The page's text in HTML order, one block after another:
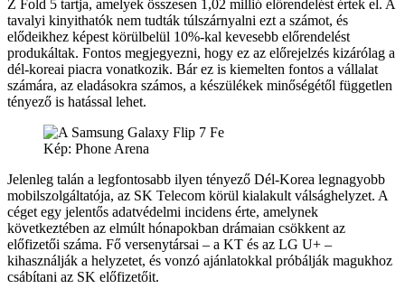
Z Fold 5 tartja, amelyek összesen 1,02 millió előrendelést értek el. A
tavalyi kinyithatók nem tudták túlszárnyalni ezt a számot, és
elődeikhez képest körülbelül 10%-kal kevesebb előrendelést
produkáltak. Fontos megjegyezni, hogy ez az előrejelzés kizárólag a
dél-koreai piacra vonatkozik. Bár ez is kiemelten fontos a vállalat
számára, az eladásokra számos, a készülékek minőségétől független
tényező is hatással lehet.
Kép: Phone Arena
Jelenleg talán a legfontosabb ilyen tényező Dél-Korea legnagyobb
mobilszolgáltatója, az SK Telecom körül kialakult válsághelyzet. A
céget egy jelentős adatvédelmi incidens érte, amelynek
következtében az elmúlt hónapokban drámaian csökkent az
előfizetői száma. Fő versenytársai – a KT és az LG U+ –
kihasználják a helyzetet, és vonzó ajánlatokkal próbálják magukhoz
csábítani az SK előfizetőit.